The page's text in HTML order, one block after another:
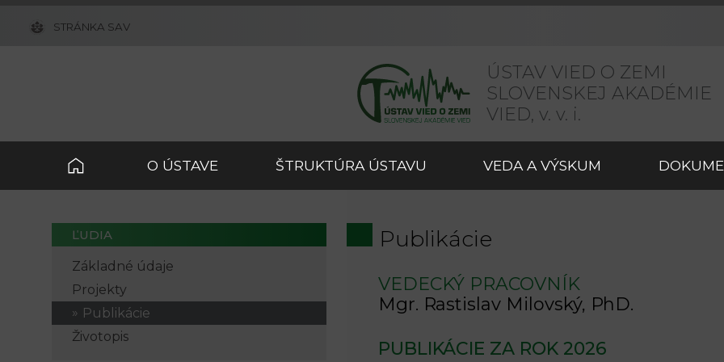
ÚSTAV VIED O ZEMI
SLOVENSKEJ AKADÉMIE
VIED, v. v. i.
STRÁNKA SAV
O ÚSTAVE ŠTRUKTÚRA ÚSTAVU VEDA A VÝSKUM
ĽUDIA
Základné údaje
Projekty
Publikácie
Životopis
Publikácie
VEDECKÝ PRACOVNÍK
Mgr. Rastislav Milovský, PhD.
PUBLIKÁCIE ZA ROK 2026